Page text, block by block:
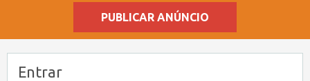
PUBLICAR ANÚNCIO
Entrar